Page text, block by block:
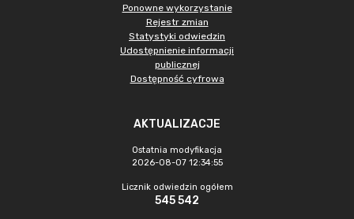
Ponowne wykorzystanie
Rejestr zmian
Statystyki odwiedzin
Udostępnienie informacji
publicznej
Dostępność cyfrowa
AKTUALIZACJE
Ostatnia modyfikacja
2026-08-07 12:34:55
Licznik odwiedzin ogółem
545 542